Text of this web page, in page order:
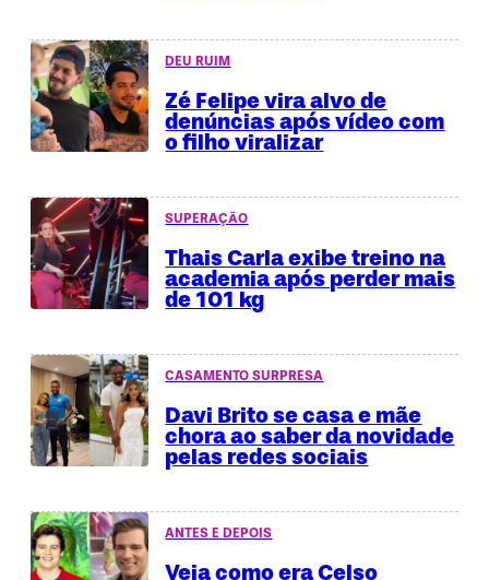
DEU RUIM
Zé Felipe vira alvo de
denúncias após vídeo com
o filho viralizar
SUPERAÇÃO
Thais Carla exibe treino na
academia após perder mais
de 101 kg
CASAMENTO SURPRESA
Davi Brito se casa e mãe
chora ao saber da novidade
pelas redes sociais
ANTES E DEPOIS
Veja como era Celso